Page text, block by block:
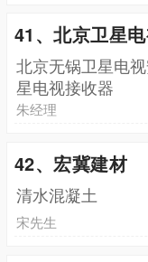
41、北京卫星
北京无锅卫星电
星电视接收器
朱经理
42、宏冀建材
清水混凝土
宋先生